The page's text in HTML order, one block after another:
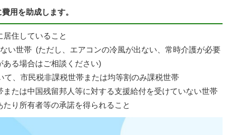
用を助成します。
居住していること
い世帯 (ただし、エアコンの冷風が出ない、常時介護が必要
ある場合はご相談ください)
て、市民税非課税世帯または均等割のみ課税世帯
たは中国残留邦人等に対する支援給付を受けていない世帯
り所有者等の承諾を得られること